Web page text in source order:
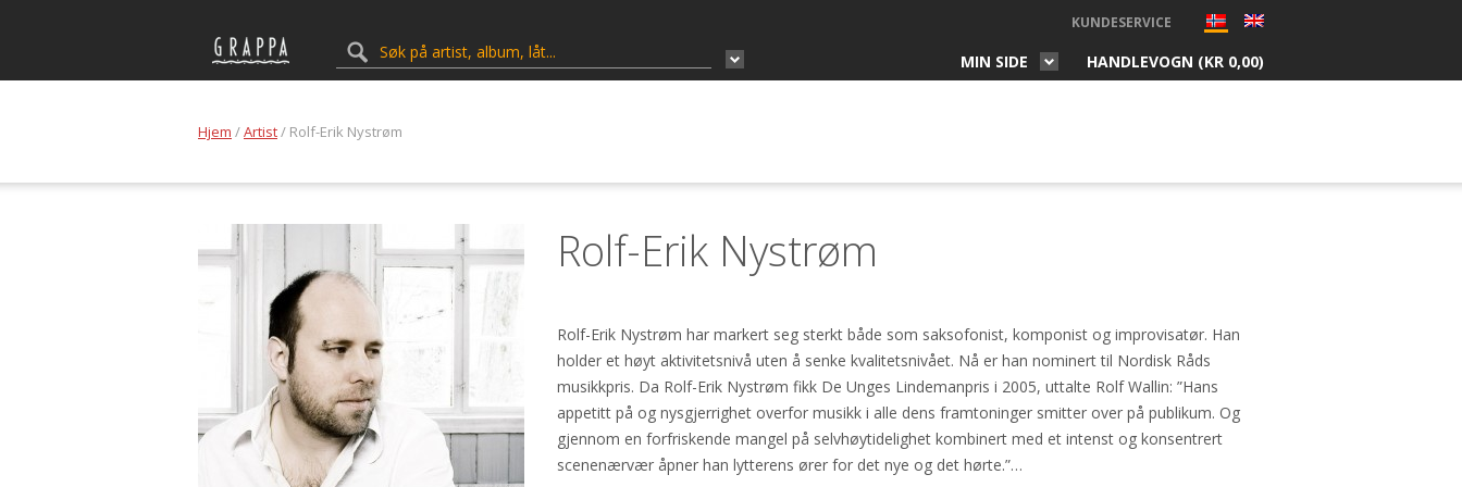
KUNDESERVICE
MIN SIDE HANDLEVOGN (KR 0,00)
Hjem /Artist/ Rolf-Erik Nystrøm
Rolf-Erik Nystrøm
Rolf-Erik Nystrøm har markert seg sterkt både som saksofonist, komponist og improvisatør. Han
holder et høyt aktivitetsnivå uten å senke kvalitetsnivået. Nå er han nominert til Nordisk Råds
musikkpris. Da Rolf-Erik Nystrøm fikk De Unges Lindemanpris i 2005, uttalte Rolf Wallin: ”Hans
appetitt på og nysgjerrighet overfor musikk i alle dens framtoninger smitter over på publikum. Og
gjennom en forfriskende mangel på selvhøytidelighet kombinert med et intenst og konsentrert
scenenærvær åpner han lytterens ører for det nye og det hørte.”…